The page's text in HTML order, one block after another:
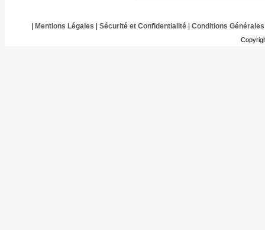
Mentions Légales Sécurité et Confidentialité| Conditions Générales